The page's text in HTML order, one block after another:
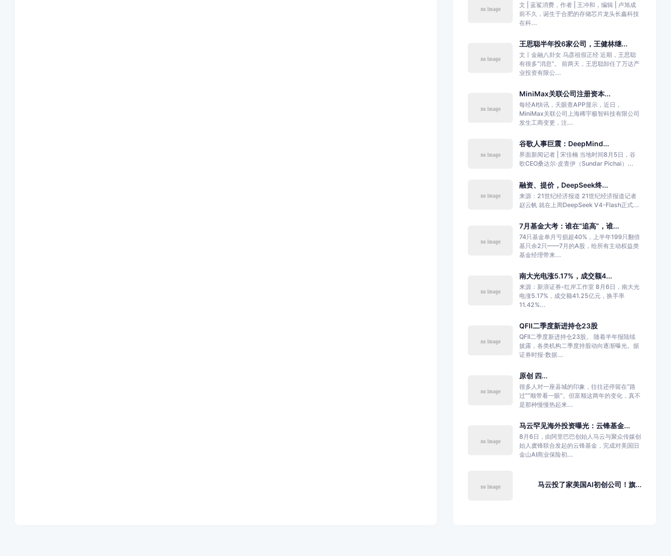
文 | 蓝鲨消费，作者 | 王冲和，编辑 | 卢旭成
前不久，诞生于合肥的存储芯片龙头长鑫科技
在科...
王思聪半年投6家公司，王健林继...
文丨金融八卦女 乌彦祖假正经 近期，王思聪
有很多“消息”。 前两天，王思聪卸任了万达产
业投资有限公...
MiniMax关联公司注册资本...
每经AI快讯，天眼查APP显示，近日，
MiniMax关联公司上海稀宇极智科技有限公司
发生工商变更，注...
谷歌人事巨震：DeepMind...
界面新闻记者 | 宋佳楠 当地时间8月5日，谷
歌CEO桑达尔·皮查伊（Sundar Pichai）...
融资、提价，DeepSeek终...
来源：21世纪经济报道 21世纪经济报道记者
赵云帆 就在上周DeepSeek V4-Flash正式...
7月基金大考：谁在“追高”，谁...
74只基金单月亏损超40%，上半年199只翻倍
基只余2只——7月的A股，给所有主动权益类
基金经理带来...
南大光电涨5.17%，成交额4...
来源：新浪证券-红岸工作室 8月6日，南大光
电涨5.17%，成交额41.25亿元，换手率
11.42%...
QFII二季度新进持仓23股
QFII二季度新进持仓23股。 随着半年报陆续
披露，各类机构二季度持股动向逐渐曝光。据
证券时报·数据...
原创 四...
很多人对一座县城的印象，往往还停留在“路
过”“顺带看一眼”。但富顺这两年的变化，真不
是那种慢慢热起来...
马云罕见海外投资曝光：云锋基金...
8月6日，由阿里巴巴创始人马云与聚众传媒创
始人虞锋联合发起的云锋基金，完成对美国旧
金山AI商业保险初...
马云投了家美国AI初创公司！旗...